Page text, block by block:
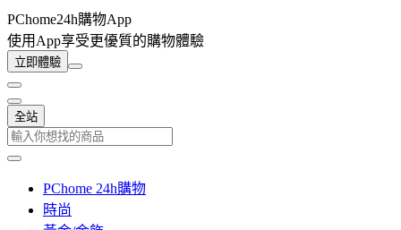
PChome24h購物App
使用App享受更優質的購物體驗
立即體驗
全站
PChome 24h購物
時尚